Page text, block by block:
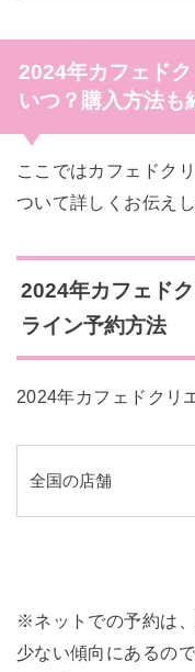
2024年カフェド
いつ？購入方法も
ここではカフェドク
ついて詳しくお伝えし
2024年カフェド
ライン予約方法
2024年カフェドクリ
全国の店舗
※ネットでの予約は
少ない傾向にあるの